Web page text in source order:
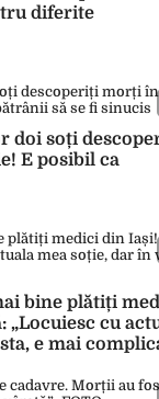
diferite
doi soți
E posibil ca
bine plătiți
„Locuiesc cu
e mai